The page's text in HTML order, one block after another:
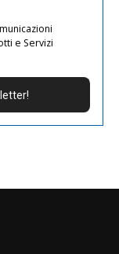
e Servizi